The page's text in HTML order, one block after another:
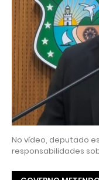
No vídeo, deputado
responsabilidades